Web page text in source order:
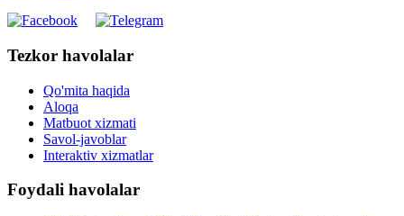
Tezkor havolalar
Qo'mita haqida
Aloqa
Matbuot xizmati
Savol-javoblar
Interaktiv xizmatlar
Foydali havolalar